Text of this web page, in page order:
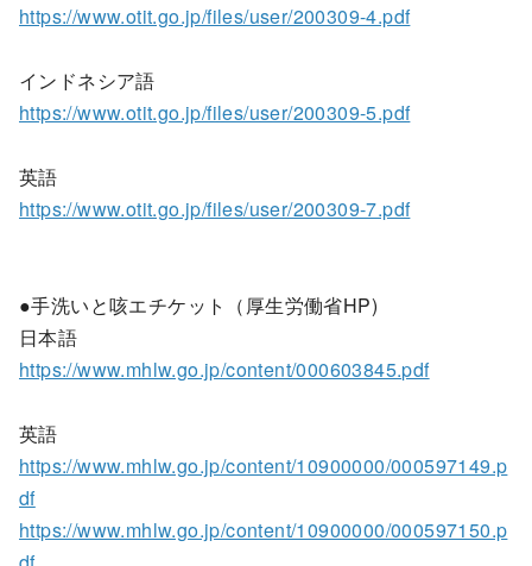
https://www.otit.go.jp/files/user/200309-4.pdf
インドネシア語
https://www.otit.go.jp/files/user/200309-5.pdf
英語
https://www.otit.go.jp/files/user/200309-7.pdf
●手洗いと咳エチケット（厚生労働省HP)
日本語
https://www.mhlw.go.jp/content/000603845.pdf
英語
https://www.mhlw.go.jp/content/10900000/000597149.p
df
https://www.mhlw.go.jp/content/10900000/000597150.p